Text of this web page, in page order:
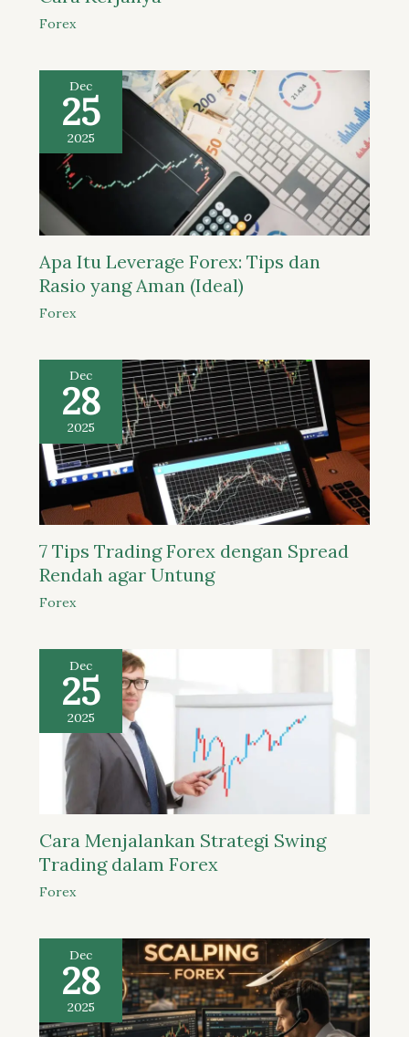
Forex
Dec
25
2025
Apa Itu Leverage Forex: Tips dan
Rasio yang Aman (Ideal)
Forex
Dec
28
2025
7 Tips Trading Forex dengan Spread
Rendah agar Untung
Forex
Dec
25
2025
Cara Menjalankan Strategi Swing
Trading dalam Forex
Forex
Dec
28
2025